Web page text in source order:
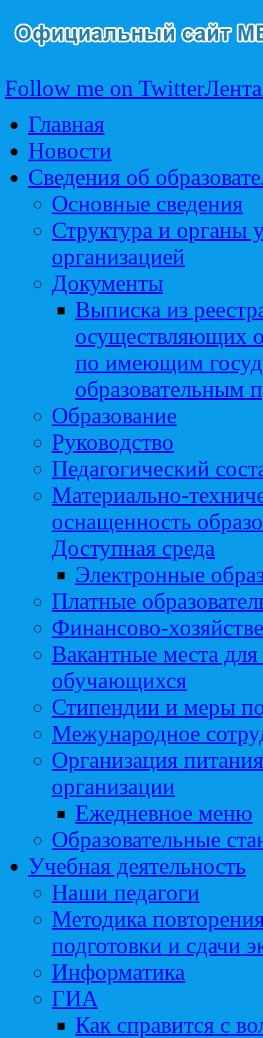
Follow me on Twitter
Главная
Новости
Сведения об
Основные сведения
Структура и органы
организацией
Документы
Выписка из
осуществляющих
по имеющим
образовательным
Образование
Руководство
Педагогический
Материально-
оснащенность
Доступная среда
Электронные
Платные
Финансово-
Вакантные места
обучающихся
Стипендии и меры
Межународное
Организация
организации
Ежедневное меню
Образовательные
Учебная деятельность
Наши педагоги
Методика
подготовки и сдачи
Информатика
ГИА
Как справится с